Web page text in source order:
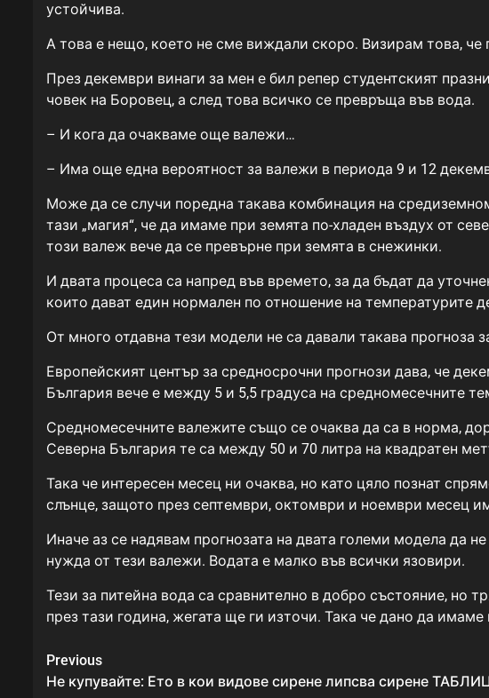
устойчива.
А това е нещо, което не сме виждали скоро. Визирам това, че
През декември винаги за мен е бил репер студентският
човек на Боровец, а след това всичко се превръща във вода.
– И кога да очакваме още валежи…
– Има още една вероятност за валежи в периода 9 и 12
Може да се случи поредна такава комбинация на
тази „магия“, че да имаме при земята по-хладен въздух от
този валеж вече да се превърне при земята в снежинки.
И двата процеса са напред във времето, за да бъдат да
които дават един нормален по отношение на температурите
От много отдавна тези модели не са давали такава прогноза
Европейският център за средносрочни прогнози дава, че
България вече е между 5 и 5,5 градуса на средномесечните
Средномесечните валежите също се очаква да са в норма,
Северна България те са между 50 и 70 литра на квадратен
Така че интересен месец ни очаква, но като цяло познат
слънце, защото през септември, октомври и ноември месец
Иначе аз се надявам прогнозата на двата големи модела да
нужда от тези валежи. Водата е малко във всички язовири.
Тези за питейна вода са сравнително в добро състояние, но
през тази година, жегата ще ги източи. Така че дано да
Continue
Previous
Не купувайте: Ето в кои видове сирене липсва сирене